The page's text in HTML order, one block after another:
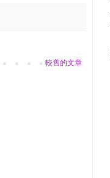
較舊的文章